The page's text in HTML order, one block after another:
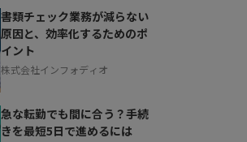
書類チェック業務が減らない
原因と、効率化するためのポ
イント
株式会社インフォディオ
急な転勤でも間に合う？手続
きを最短5日で進めるには